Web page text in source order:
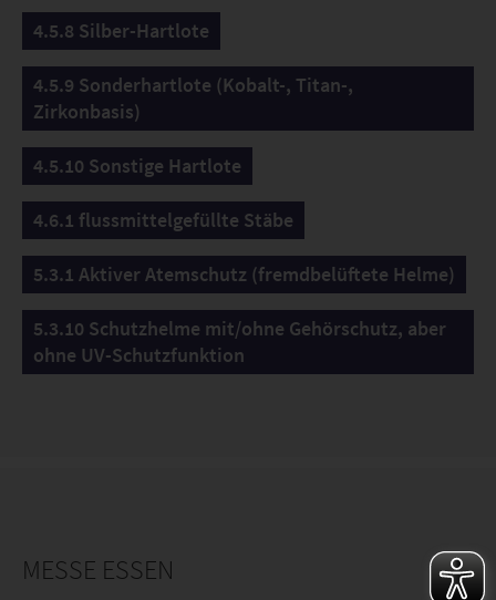
4.5.8 Silber-Hartlote
4.5.9 Sonderhartlote (Kobalt-, Titan-,
Zirkonbasis)
4.5.10 Sonstige Hartlote
4.6.1 flussmittelgefüllte Stäbe
5.3.1 Aktiver Atemschutz (fremdbelüftete Helme)
5.3.10 Schutzhelme mit/ohne Gehörschutz, aber
ohne UV-Schutzfunktion
MESSE ESSEN